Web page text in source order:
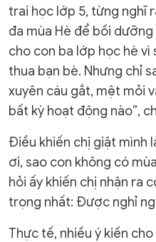
trai học lớp 5, từng nghĩ
đa mùa Hè để bồi
cho con ba lớp học hè
thua bạn bè. Nhưng chỉ
xuyên cáu gắt, mệt mỏi
bất kỳ hoạt động nào”,
Điều khiến chị giật mình
ơi, sao con không có
hỏi ấy khiến chị nhận ra
trọng nhất: Được nghỉ
Thực tế, nhiều ý kiến